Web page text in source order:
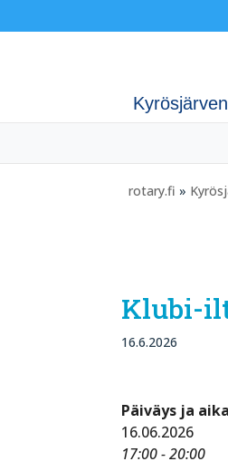
rotary.fi »
Klubi-
16.6.2026
Päiväys ja aika
16.06.2026
17:00 - 20:00